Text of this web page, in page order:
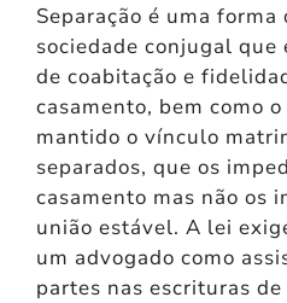
Separação é uma forma
sociedade conjugal
de coabitação e
casamento, bem como
mantido o vínculo
separados, que os
casamento mas não os
união estável. A lei
um advogado como
partes nas escrituras de